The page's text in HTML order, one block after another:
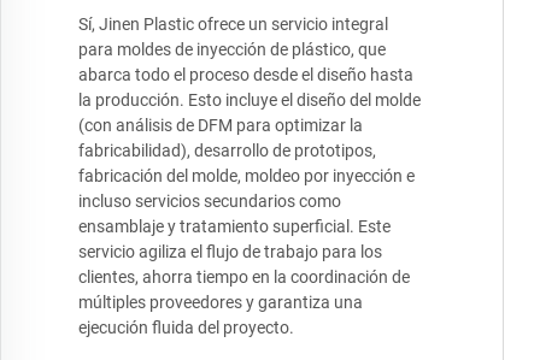
Sí, Jinen Plastic ofrece un servicio integral
para moldes de inyección de plástico, que
abarca todo el proceso desde el diseño hasta
la producción. Esto incluye el diseño del molde
(con análisis de DFM para optimizar la
fabricabilidad), desarrollo de prototipos,
fabricación del molde, moldeo por inyección e
incluso servicios secundarios como
ensamblaje y tratamiento superficial. Este
servicio agiliza el flujo de trabajo para los
clientes, ahorra tiempo en la coordinación de
múltiples proveedores y garantiza una
ejecución fluida del proyecto.